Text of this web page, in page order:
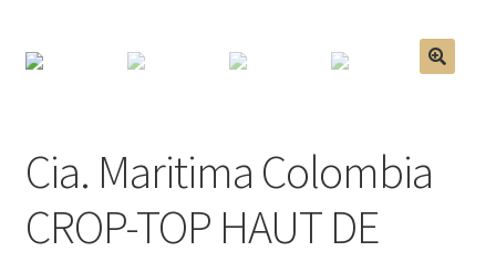
Boutique
Luxury Lingerie
Femme
Cia. Maritima Colombia
CROP-TOP HAUT DE